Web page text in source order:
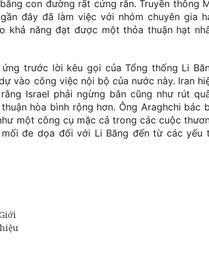
con đường rất cứng rắn. Truyền thông
đây đã làm việc với nhóm chuyên gia
khả năng đạt được một thỏa thuận hạt
trước lời kêu gọi của Tổng thống Li
vào công việc nội bộ của nước này. Iran
Israel phải ngừng bắn cũng như rút
hòa bình rộng hơn. Ông Araghchi bác
một công cụ mặc cả trong các cuộc
đe dọa đối với Li Băng đến từ các yếu